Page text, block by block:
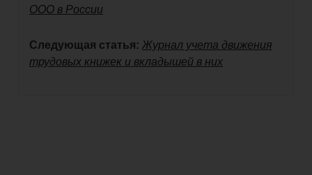
ООО в России
Следующая статья: Журнал учета движения
трудовых книжек и вкладышей в них